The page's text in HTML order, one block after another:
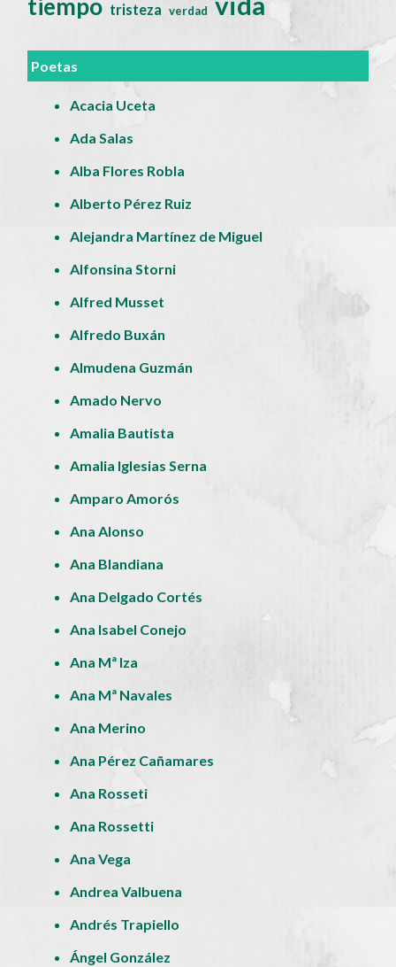
tiempo tristeza verdad
Poetas
Acacia Uceta
Ada Salas
Alba Flores Robla
Alberto Pérez Ruiz
Alejandra Martínez de Miguel
Alfonsina Storni
Alfred Musset
Alfredo Buxán
Almudena Guzmán
Amado Nervo
Amalia Bautista
Amalia Iglesias Serna
Amparo Amorós
Ana Alonso
Ana Blandiana
Ana Delgado Cortés
Ana Isabel Conejo
Ana Mª Iza
Ana Mª Navales
Ana Merino
Ana Pérez Cañamares
Ana Rosseti
Ana Rossetti
Ana Vega
Andrea Valbuena
Andrés Trapiello
Ángel González